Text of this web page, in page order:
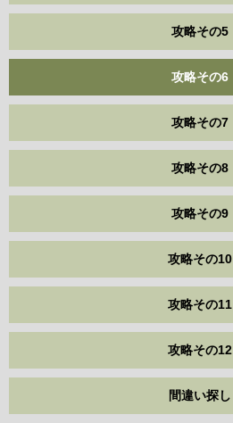
攻略その5
攻略その6
攻略その7
攻略その8
攻略その9
攻略その10
攻略その11
攻略その12
間違い探し